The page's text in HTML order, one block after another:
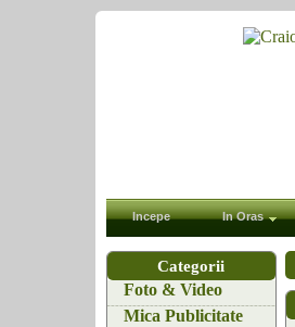
Incepe In Oras
Categorii
Foto & Video
Mica Publicitate